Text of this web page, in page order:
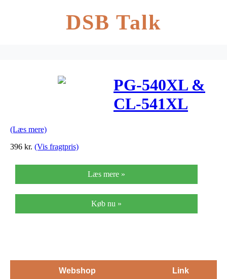
DSB Talk
PG-540XL &
CL-541XL
(Læs mere)
396 kr. (Vis fragtpris)
Læs mere »
Køb nu »
Webshop Link